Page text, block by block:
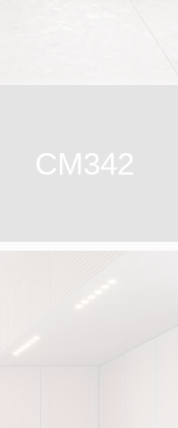
CM342